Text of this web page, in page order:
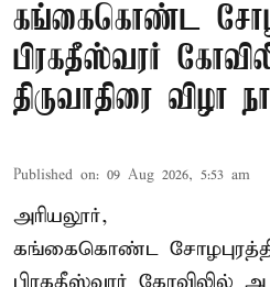
கங்கைகொண்ட
பிரகதீஸ்வரர்
திருவாதிரை விழா
Published on: 09 Aug 2026, 5:53 am
அரியலூர்,
கங்கைகொண்ட